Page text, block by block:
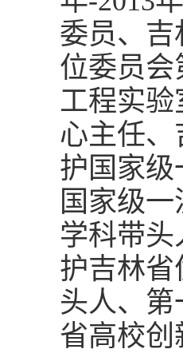
委员、
位委员
工程实
心主任、
护国家
国家级
学科带
护吉林
头人、
省高校